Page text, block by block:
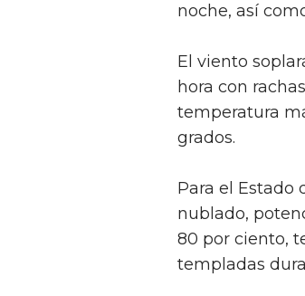
noche, así
El viento
hora con
temperatura
grados.
Para el Estado
nublado,
80 por ciento,
templadas